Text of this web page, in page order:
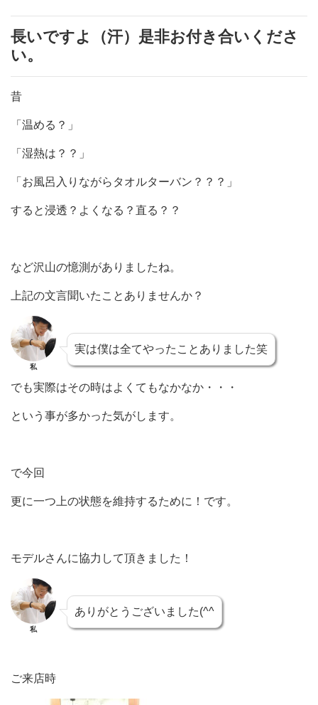
長いですよ（汗）是非お付き合いくださ
い。
昔
「温める？」
「湿熱は？？」
「お風呂入りながらタオルターバン？？？」
すると浸透？よくなる？直る？？
など沢山の憶測がありましたね。
上記の文言聞いたことありませんか？
私
実は僕は全てやったことありました笑
でも実際はその時はよくてもなかなか・・・
という事が多かった気がします。
で今回
更に一つ上の状態を維持するために！です。
モデルさんに協力して頂きました！
私
ありがとうございました(^^
ご来店時